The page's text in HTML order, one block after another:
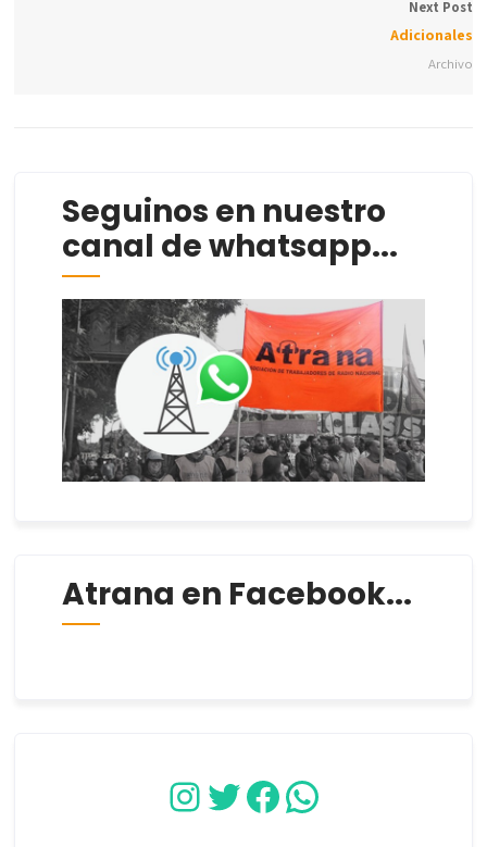
Next Post
Adicionales
Archivo
Seguinos en nuestro
canal de whatsapp...
Atrana en Facebook...
Instagram
Twitter
Facebook
WhatsApp